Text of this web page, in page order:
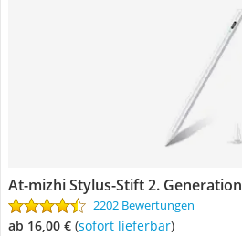
At-mizhi Stylus-Stift 2. Generation
2202 Bewertungen
ab 16,00 € ( Sofort lieferbar)